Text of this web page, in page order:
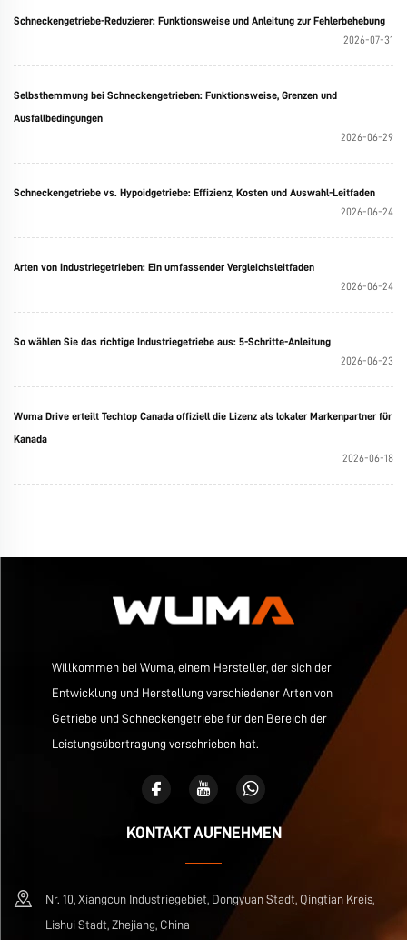
Schneckengetriebe-Reduzierer: Funktionsweise und Anleitung zur Fehlerbehebung
2026-07-31
Selbsthemmung bei Schneckengetrieben: Funktionsweise, Grenzen und
Ausfallbedingungen
2026-06-29
Schneckengetriebe vs. Hypoidgetriebe: Effizienz, Kosten und Auswahl-Leitfaden
2026-06-24
Arten von Industriegetrieben: Ein umfassender Vergleichsleitfaden
2026-06-24
So wählen Sie das richtige Industriegetriebe aus: 5-Schritte-Anleitung
2026-06-23
Wuma Drive erteilt Techtop Canada offiziell die Lizenz als lokaler Markenpartner für
Kanada
2026-06-18
Willkommen bei Wuma, einem Hersteller, der sich der
Entwicklung und Herstellung verschiedener Arten von
Getriebe und Schneckengetriebe für den Bereich der
Leistungsübertragung verschrieben hat.
KONTAKT AUFNEHMEN
Nr. 10, Xiangcun Industriegebiet, Dongyuan Stadt, Qingtian Kreis,
Lishui Stadt, Zhejiang, China